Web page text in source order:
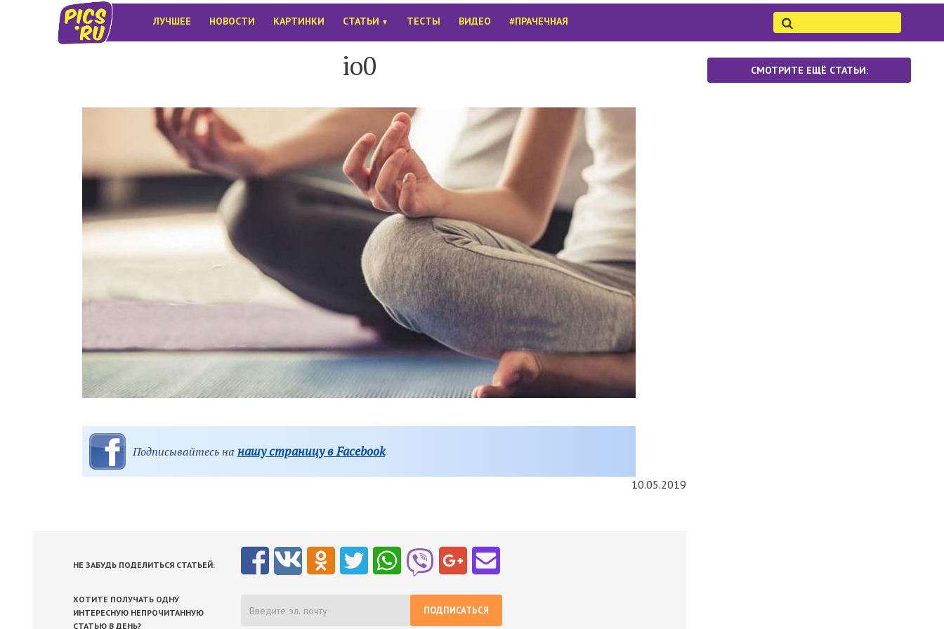
ЛУЧШЕЕ НОВОСТИ КАРТИНКИ СТАТЬИ ▼ ТЕСТЫ ВИДЕО #ПРАЧЕЧНАЯ
io0
Подписывайтесь на нашу страницу в Facebook
10.05.2019
НЕ ЗАБУДЬ ПОДЕЛИТЬСЯ СТАТЬЕЙ:
ХОТИТЕ ПОЛУЧАТЬ ОДНУ
ИНТЕРЕСНУЮ НЕПРОЧИТАННУЮ
СТАТЬЮ В ДЕНЬ?
ПОДПИСАТЬСЯ
СМОТРИТЕ ЕЩЁ СТАТЬИ: